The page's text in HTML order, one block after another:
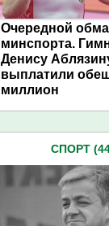
Очередной
минспорта.
Денису
выплатили
миллион
СПОРТ